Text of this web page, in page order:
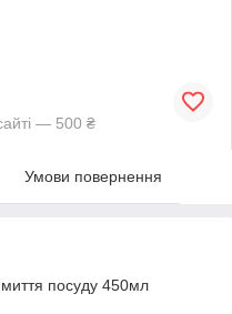
— 500 ₴
Умови повернення
посуду 450мл